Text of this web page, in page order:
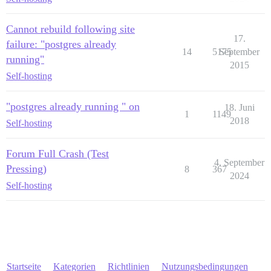
Cannot rebuild following site
failure: "postgres already
running"
Self-hosting
14 5175
17.
September
2015
"postgres already running " on
Self-hosting
1 1149
18. Juni
2018
Forum Full Crash (Test
Pressing)
Self-hosting
8 367
4. September
2024
Startseite Kategorien Richtlinien Nutzungsbedingungen